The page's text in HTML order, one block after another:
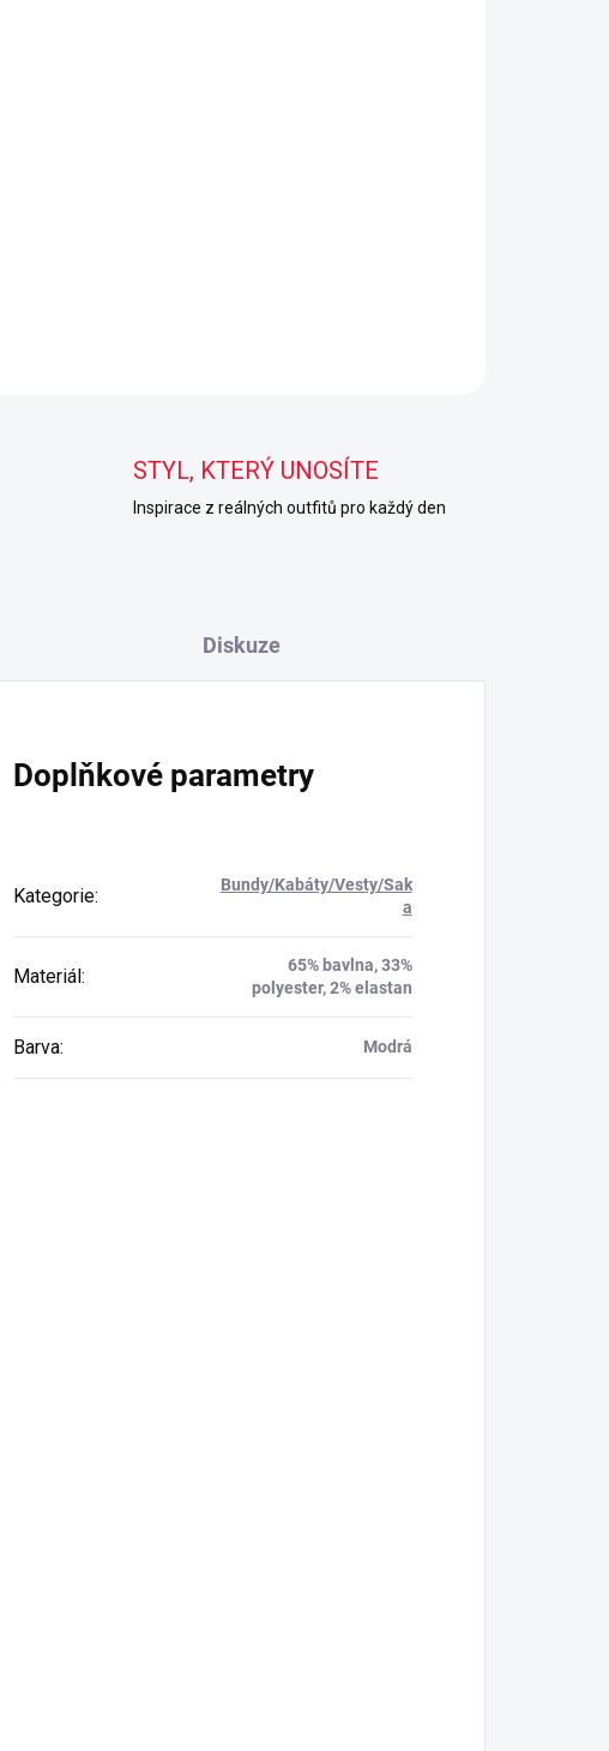
STYL, KTERÝ UNOSÍTE
Inspirace z reálných outfitů pro každý den
Diskuze
Doplňkové parametry
Kategorie:
Bundy/Kabáty/Vesty/Sak
a
Materiál:
65% bavlna, 33%
polyester, 2% elastan
Barva: Modrá